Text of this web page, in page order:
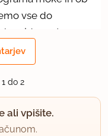
vse do
pretep.
do 2
ali vpišite.